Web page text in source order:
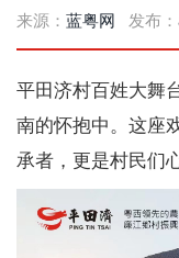
来源： 蓝粤网 发布：
平田济村百姓大舞
南的怀抱中。这座
承者，更是村民们